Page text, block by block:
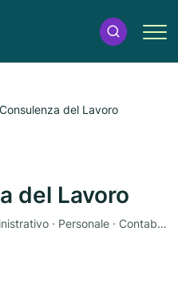
del Lavoro
del Lavoro
Agenzia del lavoro · Ufficio amministrativo · Personale · Contabilità dei salari · Diritto del lavoro